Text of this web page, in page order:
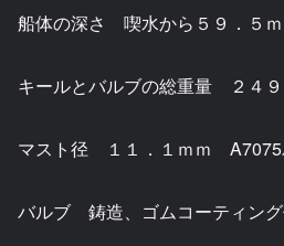
船体の深さ 喫水から５９．５
キールとバルブの総重量 ２４９
マスト径 １１．１ｍｍ A7075
バルブ 鋳造、ゴムコーティン